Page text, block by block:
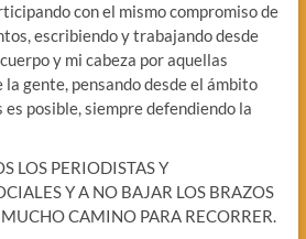
con el mismo compromiso de
escribiendo y trabajando desde
y mi cabeza por aquellas
la gente, pensando desde el ámbito
posible, siempre defendiendo la
LOS PERIODISTAS Y
Y A NO BAJAR LOS BRAZOS
CAMINO PARA RECORRER.